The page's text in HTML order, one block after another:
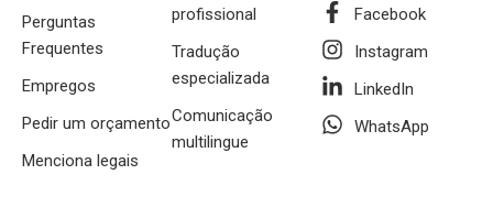
Perguntas
Frequentes
Empregos
Pedir um orçamento
Menciona legais
profissional
Tradução
especializada
Comunicação
multilingue
Facebook
Instagram
LinkedIn
WhatsApp